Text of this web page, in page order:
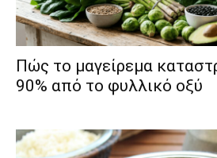
Πώς το μαγείρεμα
90% από το φυλλικό οξύ